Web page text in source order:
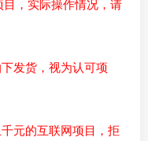
，实际操作情况，请
发货，视为认可项
元的互联网项目，拒